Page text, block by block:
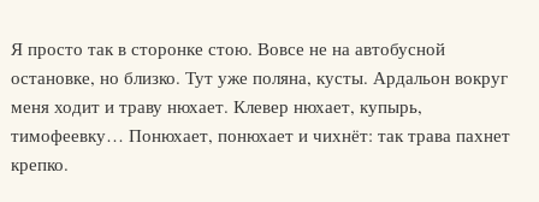
Я просто так в сторонке стою. Вовсе не на автобусной
остановке, но близко. Тут уже поляна, кусты. Ардальон вокруг
меня ходит и траву нюхает. Клевер нюхает, купырь,
тимофеевку… Понюхает, понюхает и чихнёт: так трава пахнет
крепко.